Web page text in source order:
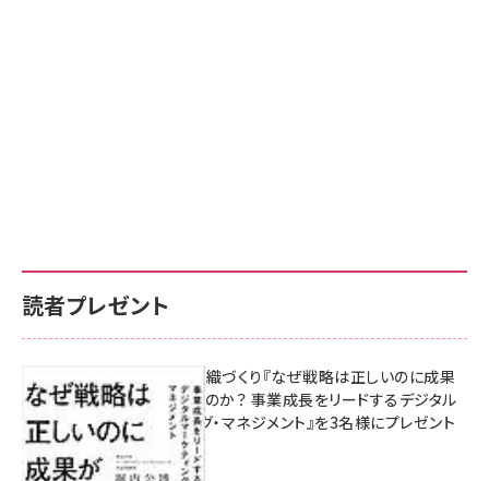
読者プレゼント
成果を生む組織づくり『なぜ戦略は正しいのに成果
があがらないのか？ 事業成長をリードするデジタル
マーケティング・マネジメント』を3名様にプレゼント
8月7日 10:00